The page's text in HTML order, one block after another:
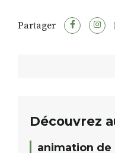
Partager
Découvrez
animation de